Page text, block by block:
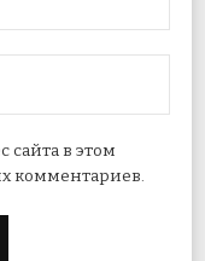
сайта в этом
комментариев.